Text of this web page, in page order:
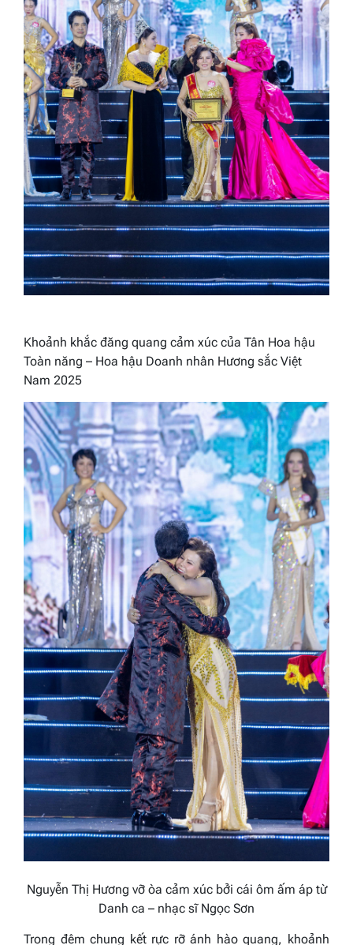
Khoảnh khắc đăng quang cảm xúc của Tân Hoa hậu
Toàn năng – Hoa hậu Doanh nhân Hương sắc Việt
Nam 2025
Nguyễn Thị Hương vỡ òa cảm xúc bởi cái ôm ấm áp từ
Danh ca – nhạc sĩ Ngọc Sơn
Trong đêm chung kết rực rỡ ánh hào quang, khoảnh